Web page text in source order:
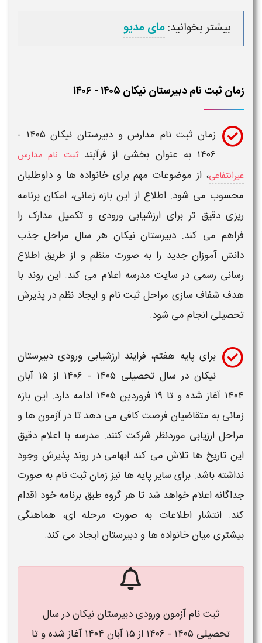
بیشتر بخوانید:مای مدیو
زمان ثبت نام دبیرستان نیکان ۱۴۰۵ - ۱۴۰۶
زمان ثبت نام مدارس و دبیرستان نیکان ۱۴۰۵ -
۱۴۰۶ به عنوان بخشی از فرآیندثبت نام مدارس
غیرانتفاعی، از موضوعات مهم برای خانواده ها و داوطلبان
محسوب می شود. اطلاع از این بازه زمانی، امکان برنامه
ریزی دقیق تر برای ارزشیابی ورودی و تکمیل مدارک را
فراهم می کند. دبیرستان نیکان هر سال مراحل جذب
دانش آموزان جدید را به صورت منظم و از طریق اطلاع
رسانی رسمی در سایت مدرسه اعلام می کند. این روند با
هدف شفاف سازی مراحل ثبت نامو ایجاد نظم در پذیرش
تحصیلی انجام می شود.
برای پایه هفتم، فرایند ارزشیابی ورودی دبیرستان
نیکان در سال تحصیلی ۱۴۰۵ - ۱۴۰۶
از ۱۵ آبان
۱۴۰۴ آغاز شده و تا ۱۹ فروردین
۱۴۰۵ ادامه دارد. این بازه
زمانی به متقاضیان فرصت کافی می دهد تا در آزمون ها و
مراحل ارزیابی موردنظر شرکت کنند. مدرسه با اعلام دقیق
این تاریخ ها تلاش می کند ابهامی در روند پذیرش وجود
نداشته باشد. برای سایر پایه ها نیز زمانثبت نام به صورت
جداگانه اعلام خواهد شد تا هر گروه طبق برنامه خود اقدام
کند. انتشار اطلاعات به صورت مرحله ای، هماهنگی
بیشتری میان خانواده ها و دبیرستان ایجاد می کند.
ثبت نام آزمون ورودی دبیرستان نیکان در سال
تحصیلی ۱۴۰۵ - ۱۴۰۶ از ۱۵ آبان ۱۴۰۴ آغاز شده و تا